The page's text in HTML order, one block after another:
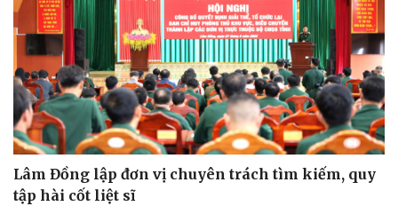
Doanh nghiệp
Thông tin doanh nghiệp
Doanh nghiệp 24h
Doanh nhân
Vì cộng đồng
Công nghệ
Sành điệu
Tin Công nghệ
Trải nghiệm
Lâm Đồng lập đơn vị chuyên trách tìm kiếm, quy
tập hài cốt liệt sĩ